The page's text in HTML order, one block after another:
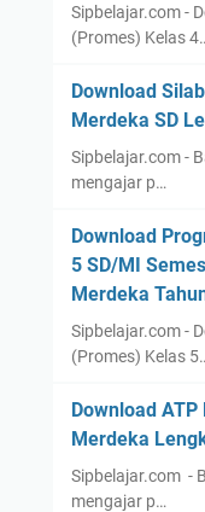
Sipbelajar.com -
(Promes) Kelas
Download
Merdeka SD
Sipbelajar.com -
mengajar p…
Download
5 SD/MI
Merdeka
Sipbelajar.com -
(Promes) Kelas
Download
Merdeka
Sipbelajar.com -
mengajar p…